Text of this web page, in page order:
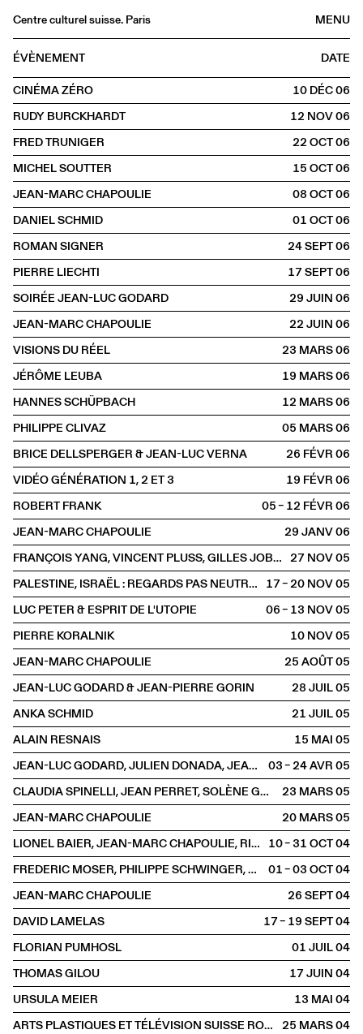
MENU
Centre culturel suisse. Paris
Agenda
Librairie
Buvette
Archives
Médiathèque
Éditions
Informations
FR/EN
PROJECTION
ÉVÈNEMENT
DATE
CINÉMA ZÉRO
10 DÉC2006
RUDY BURCKHARDT
12 NOV2006
FRED TRUNIGER
22 OCT2006
MICHEL SOUTTER
15 OCT2006
JEAN-MARC CHAPOULIE
08 OCT2006
DANIEL SCHMID
01 OCT2006
ROMAN SIGNER
24 SEPT2006
PIERRE LIECHTI
17 SEPT2006
SOIRÉE JEAN-LUC GODARD
29 JUIN2006
JEAN-MARC CHAPOULIE
22 JUIN2006
VISIONS DU RÉEL
23 MARS2006
JÉRÔME LEUBA
19 MARS2006
HANNES SCHÜPBACH
12 MARS2006
PHILIPPE CLIVAZ
05 MARS2006
BRICE DELLSPERGER & JEAN-LUC VERNA
26 FÉVR2006
VIDÉO GÉNÉRATION 1, 2 ET 3
19 FÉVR2006
ROBERT FRANK
05 – 12 FÉVR2006
JEAN-MARC CHAPOULIE
29 JANV2006
FRANÇOIS YANG, VINCENT PLUSS, GILLES JOBIN, DARIA MARTIN, CHARLES ATLAS 27 NOV2005
PALESTINE, ISRAËL : REGARDS PAS NEUTRES 17 – 20 NOV2005
LUC PETER & ESPRIT DE L'UTOPIE
06 – 13 NOV2005
PIERRE KORALNIK
10 NOV2005
JEAN-MARC CHAPOULIE
25 AOÛT2005
JEAN-LUC GODARD & JEAN-PIERRE GORIN
28 JUIL2005
ANKA SCHMID
21 JUIL2005
ALAIN RESNAIS
15 MAI2005
JEAN-LUC GODARD, JULIEN DONADA, JEAN-MARC CHAPOULIE
03 – 24 AVR2005
CLAUDIA SPINELLI, JEAN PERRET, SOLÈNE GUILLIER& NICOLAS TREMBLEY
23 MARS2005
JEAN-MARC CHAPOULIE
20 MARS2005
LIONEL BAIER, JEAN-MARC CHAPOULIE, RICHARD DINDO & COLLECTIF VIDEOLADEN 10 – 31 OCT2004
FREDERIC MOSER, PHILIPPE SCHWINGER, CHRISTOPH BÜCHEL, GIANI MOTTI, AYTEN MUTLU SARAY & DANIEL SCHWEIZER
01 – 03 OCT2004
JEAN-MARC CHAPOULIE
26 SEPT2004
DAVID LAMELAS
17 – 19 SEPT2004
FLORIAN PUMHOSL
01 JUIL2004
THOMAS GILOU
17 JUIN2004
URSULA MEIER
13 MAI2004
ARTS PLASTIQUES ET TÉLÉVISION SUISSE ROMANDE
25 MARS2004